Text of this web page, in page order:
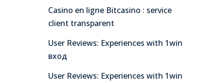
Casino en ligne Bitcasino : service
client transparent
User Reviews: Experiences with 1win
вход
User Reviews: Experiences with 1win